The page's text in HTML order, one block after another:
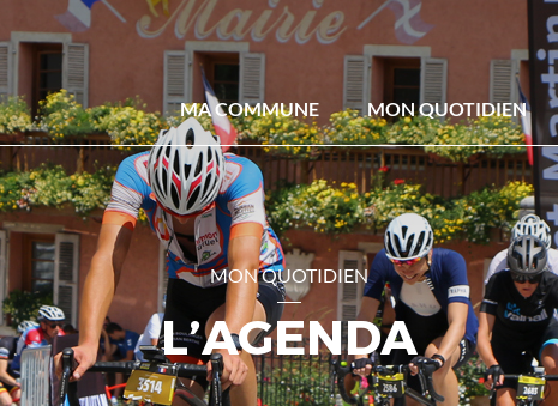
MA COMMUNE MON QUOTIDIEN
MON QUOTIDIEN
L’AGENDA